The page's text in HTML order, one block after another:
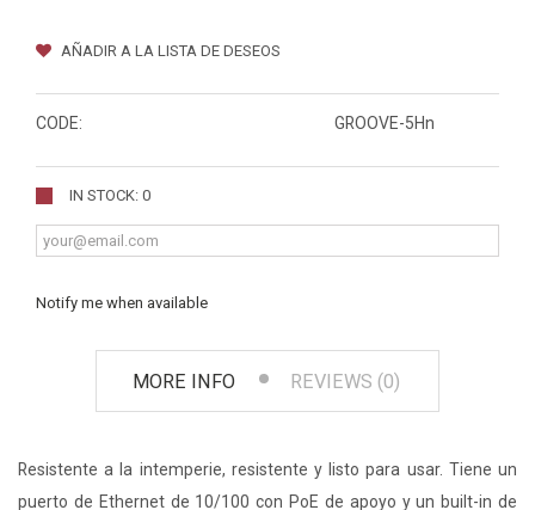
AÑADIR A LA LISTA DE DESEOS
CODE: GROOVE-5Hn
IN STOCK: 0
Notify me when available
MORE INFO REVIEWS (0)
Resistente a la intemperie, resistente y listo para usar. Tiene un
puerto de Ethernet de 10/100 con PoE de apoyo y un built-in de